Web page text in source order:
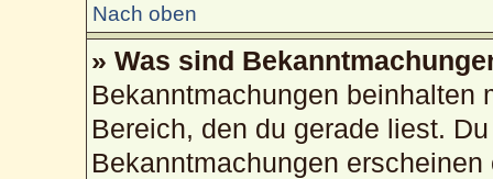
Nach oben
» Was sind
Bekanntmachungen beinhalten
Bereich, den du gerade liest.
Bekanntmachungen